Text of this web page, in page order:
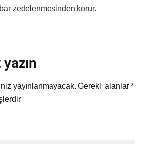
zedelenmesinden korur.
yayınlanmayacak. Gerekli alanlar *